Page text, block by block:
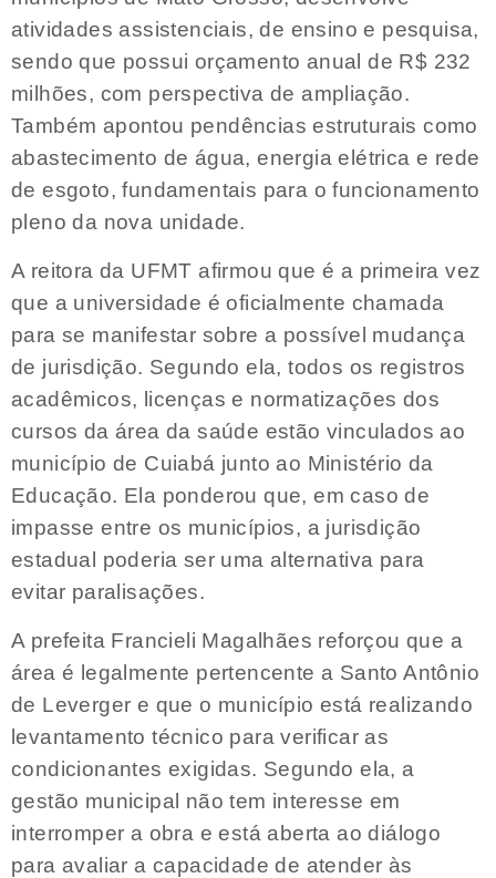
atividades assistenciais, de ensino e pesquisa,
sendo que possui orçamento anual de R$ 232
milhões, com perspectiva de ampliação.
Também apontou pendências estruturais como
abastecimento de água, energia elétrica e rede
de esgoto, fundamentais para o funcionamento
pleno da nova unidade.
A reitora da UFMT afirmou que é a primeira vez
que a universidade é oficialmente chamada
para se manifestar sobre a possível mudança
de jurisdição. Segundo ela, todos os registros
acadêmicos, licenças e normatizações dos
cursos da área da saúde estão vinculados ao
município de Cuiabá junto ao Ministério da
Educação. Ela ponderou que, em caso de
impasse entre os municípios, a jurisdição
estadual poderia ser uma alternativa para
evitar paralisações.
A prefeita Francieli Magalhães reforçou que a
área é legalmente pertencente a Santo Antônio
de Leverger e que o município está realizando
levantamento técnico para verificar as
condicionantes exigidas. Segundo ela, a
gestão municipal não tem interesse em
interromper a obra e está aberta ao diálogo
para avaliar a capacidade de atender às